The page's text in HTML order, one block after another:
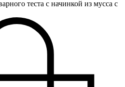
теста с начинкой из мусса с